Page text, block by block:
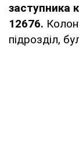
заступника
12676.
підрозділ,